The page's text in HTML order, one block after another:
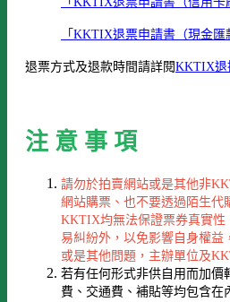
「KKTIX退票申請書（現金匯
退票方式及退款時間請詳閱KKTIX退
注 意 事 項
請勿於拍賣網站或是其他非
網站購票、也不要透過陌生代
KKTIX均無法保證票券真實性
易糾紛外，以免影響自身權益
或是其他問題，主辦單位及
若有任何形式非供自用而加價
費、交通費、補貼等均包含在